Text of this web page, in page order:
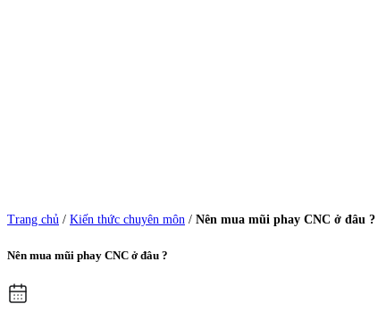
Trang chủ / Kiến thức chuyên môn / Nên mua mũi phay CNC ở đâu ?
Nên mua mũi phay CNC ở đâu ?